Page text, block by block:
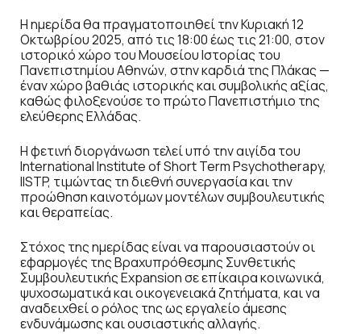
Η ημερίδα θα πραγματοποιηθεί την Κυριακή 12
Οκτωβρίου2025, από τις 18:00 έως τις 21:00, στον
ιστορικό χώρο του Μουσείου Ιστορίας του
Πανεπιστημίου Αθηνών, στην καρδιά της Πλάκας —
έναν χώρο βαθιάς ιστορικής και συμβολικής αξίας,
καθώς φιλοξενούσε το πρώτο Πανεπιστήμιο της
ελεύθερης Ελλάδας.
Η φετινή διοργάνωση τελεί υπό την αιγίδα του
International Institute of Short Term Psychotherapy,
IISTP, τιμώντας τη διεθνή συνεργασία και την
προώθηση καινοτόμων μοντέλων συμβουλευτικής
και θεραπείας.
Στόχος της ημερίδας είναι να παρουσιαστούν οι
εφαρμογές της Βραχυπρόθεσμης Συνθετικής
Συμβουλευτικής Expansion σε επίκαιρα κοινωνικά,
ψυχοσωματικά και οικογενειακά ζητήματα, και να
αναδειχθεί ο ρόλος της ως εργαλείο άμεσης
ενδυνάμωσης και ουσιαστικής αλλαγής.